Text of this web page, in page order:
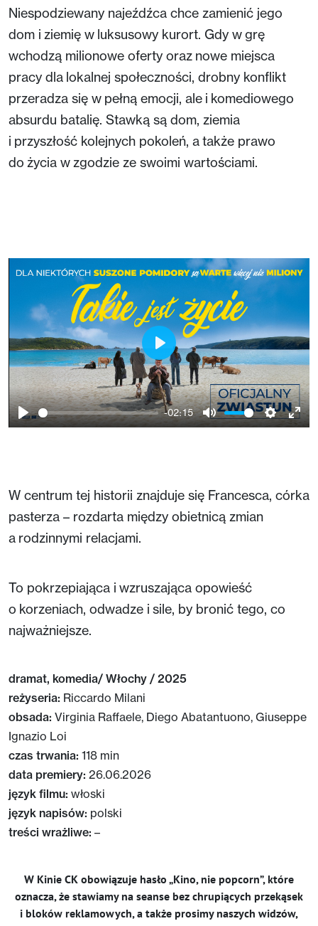
Niespodziewany najeźdźca chce zamienić jego
dom i ziemię w luksusowy kurort. Gdy w grę
wchodzą milionowe oferty oraz nowe miejsca
pracy dla lokalnej społeczności, drobny konflikt
przeradza się w pełną emocji, ale i komediowego
absurdu batalię. Stawką są dom, ziemia
i przyszłość kolejnych pokoleń, a także prawo
do życia w zgodzie ze swoimi wartościami.
Play
-02:15
Mute Settings
Play
W centrum tej historii znajduje się Francesca, córka
pasterza – rozdarta między obietnicą zmian
a rodzinnymi relacjami.
To pokrzepiająca i wzruszająca opowieść
o korzeniach, odwadze i sile, by bronić tego, co
najważniejsze.
dramat, komedia/ Włochy / 2025
reżyseria: Riccardo Milani
obsada: Virginia Raffaele, Diego Abatantuono, Giuseppe
Ignazio Loi
czas trwania: 118 min
data premiery: 26.06.2026
język filmu: włoski
język napisów: polski
treści wrażliwe: –
W Kinie CK obowiązuje hasło „Kino, nie popcorn”, które
oznacza, że stawiamy na seanse bez chrupiących przekąsek
i bloków reklamowych, a także prosimy naszych widzów,